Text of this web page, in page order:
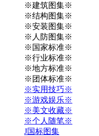
※建筑图集※
※结构图集※
※安装图集※
※人防图集※
※国家标准※
※行业标准※
※地方标准※
※团体标准※
※实用技巧※
※游戏娱乐※
※美文收藏※
※个人随笔※
J国标图集